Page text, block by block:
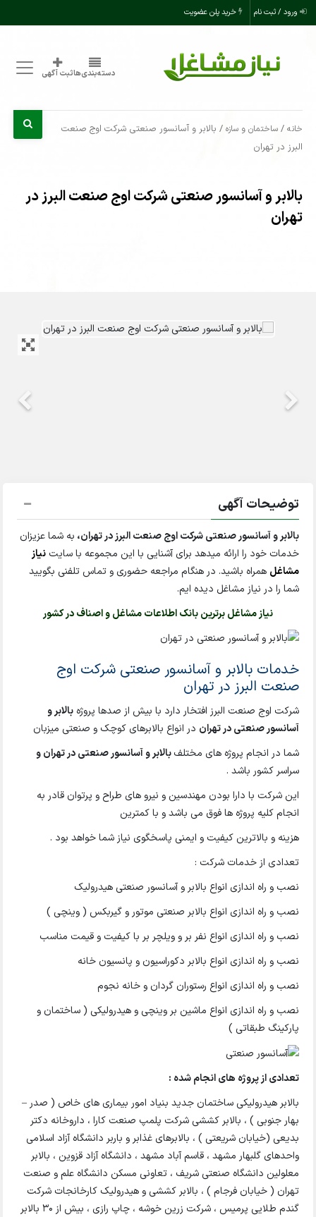
ورود / ثبت نام خرید پلن عضویت
دسته‌بندی‌هاثبت آگهی
خانه /ساختمان و سازه / بالابر و آسانسور صنعتی شرکت اوج صنعت
البرز در تهران
بالابر و آسانسور صنعتی شرکت اوج صنعت البرز در
تهران
توضیحات آگهی
بالابر و آسانسور صنعتی شرکت اوج صنعت البرز در تهران، به شما عزیزان
خدمات خود را ارائه میدهد برای آشنایی با این مجموعه با سایتنیاز
مشاغل همراه باشید. در هنگام مراجعه حضوری و تماس تلفنی بگویید
شما را در نیاز مشاغل دیده ایم.
نیاز مشاغل برترین بانک اطلاعات مشاغل و اصناف در کشور
خدمات بالابر و آسانسور صنعتی شرکت اوج
صنعت البرز در تهران
شرکت اوج صنعت البرز افتخار دارد با بیش از صدها پروژهبالابر و
آسانسور صنعتی در تهران در انواع بالابرهای کوچک و صنعتی میزبان
شما در انجام پروژه های مختلفبالابر و آسانسور صنعتی در تهران و
سراسر کشور باشد .
این شرکت با دارا بودن مهندسین و نیرو های طراح و پرتوان قادر به
انجام کلیه پروژه ها فوق می باشد و با کمترین
هزینه و بالاترین کیفیت و ایمنی پاسخگوی نیاز شما خواهد بود .
تعدادی از خدمات شرکت :
نصب و راه اندازی انواع بالابر و آسانسور صنعتی هیدرولیک
نصب و راه اندازی انواع بالابر صنعتی موتور و گیربکس ( وینچی )
نصب و راه اندازی انواع نفر بر و ویلچر بر با کیفیت و قیمت مناسب
نصب و راه اندازی انواع بالابر دکوراسیون و پانسیون خانه
نصب و راه اندازی انواع رستوران گردان و خانه نجوم
نصب و راه اندازی انواع ماشین بر وینچی و هیدرولیکی ( ساختمان و
پارکینگ طبقاتی )
تعدادی از پروژه های انجام شده :
بالابر هیدرولیکی ساختمان جدید بنیاد امور بیماری های خاص ( صدر –
بهار جنوبی ) ، بالابر کششی شرکت پلمپ صنعت کارا ، داروخانه دکتر
بدیعی (خیابان شریعتی ) ، بالابرهای غذابر و باربر دانشگاه آزاد اسلامی
واحدهای گلبهار مشهد ، قاسم آباد مشهد ، دانشگاه آزاد قزوین ، بالابر
معلولین دانشگاه صنعتی شریف ، تعاونی مسکن دانشگاه علم و صنعت
تهران ( خیابان فرجام ) ، بالابر کششی و هیدرولیک کارخانجات شرکت
گندم طلایی پرمیس ، شرکت زرین خوشه ، چاپ رازی ، بیش از 30 بالابر